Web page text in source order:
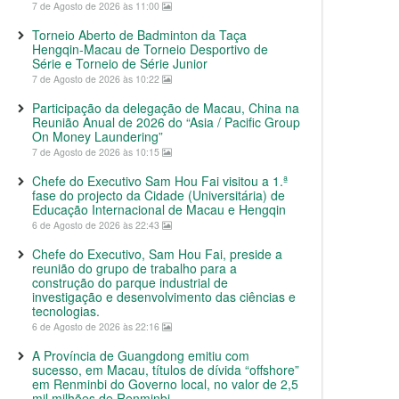
7 de Agosto de 2026 às 11:00
Torneio Aberto de Badminton da Taça
Hengqin-Macau de Torneio Desportivo de
Série e Torneio de Série Junior
7 de Agosto de 2026 às 10:22
Participação da delegação de Macau, China na
Reunião Anual de 2026 do “Asia / Pacific Group
On Money Laundering”
7 de Agosto de 2026 às 10:15
Chefe do Executivo Sam Hou Fai visitou a 1.ª
fase do projecto da Cidade (Universitária) de
Educação Internacional de Macau e Hengqin
6 de Agosto de 2026 às 22:43
Chefe do Executivo, Sam Hou Fai, preside a
reunião do grupo de trabalho para a
construção do parque industrial de
investigação e desenvolvimento das ciências e
tecnologias.
6 de Agosto de 2026 às 22:16
A Província de Guangdong emitiu com
sucesso, em Macau, títulos de dívida “offshore”
em Renminbi do Governo local, no valor de 2,5